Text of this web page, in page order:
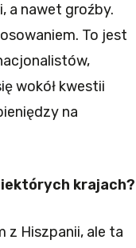
a nawet groźby.
To jest
wokół kwestii
na
krajach?
z Hiszpanii, ale ta